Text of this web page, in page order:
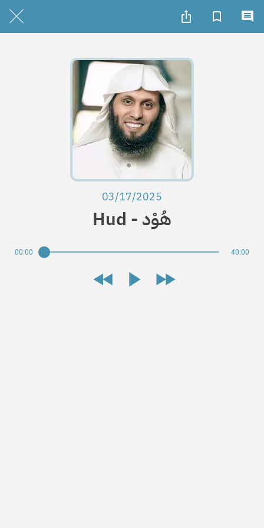
03/17/2025
Hud - هُوْد
00:00 40:00